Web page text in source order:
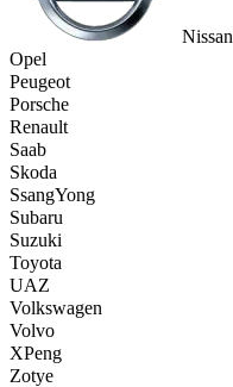
Nissan
Opel
Peugeot
Porsche
Renault
Saab
Skoda
SsangYong
Subaru
Suzuki
Toyota
UAZ
Volkswagen
Volvo
XPeng
Zotye